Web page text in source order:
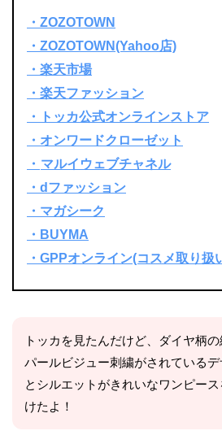
・ZOZOTOWN
・ZOZOTOWN(Yahoo店)
・ 楽天市場
・楽天ファッション
・トッカ公式オンラインストア
・オンワードクローゼット
・ マルイ ウェブチャネル
・dファッション
・マガシーク
・BUYMA
・GPPオンライン(コスメ取り扱
トッカを見たんだけど、ダイヤ柄の
パールビジュー刺繍がされているデ
とシルエットがきれいなワンピース
けたよ！